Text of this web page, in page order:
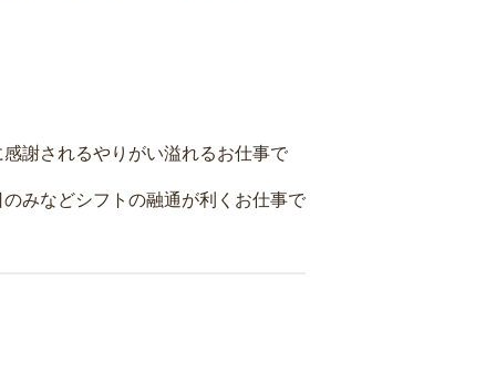
謝されるやりがい溢れるお仕事で
みなどシフトの融通が利くお仕事で